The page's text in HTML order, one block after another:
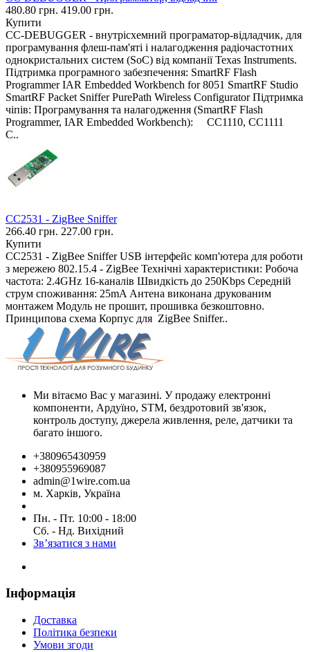
480.80 грн. 419.00 грн.
Купити
CC-DEBUGGER - внутрісхемний програматор-відладчик, для
програмування флеш-пам'яті і налагодження радіочастотних
однокристальних систем (SoC) від компанії Texas Instruments.
Підтримка програмного забезпечення: SmartRF Flash
Programmer IAR Embedded Workbench for 8051 SmartRF Studio
SmartRF Packet Sniffer PurePath Wireless Configurator Підтримка
чіпів: Програмування та налагодження (SmartRF Flash
Programmer, IAR Embedded Workbench): CC1110, CC1111
C..
CC2531 - ZigBee Sniffer
266.40 грн. 227.00 грн.
Купити
CC2531 - ZigBee Sniffer USB інтерфейс комп'ютера для роботи
з мережею 802.15.4 - ZigBee Технічні характеристики: Робоча
частота: 2.4GHz 16-каналів Швидкість до 250Kbps Середній
струм споживання: 25mA Антена виконана друкованим
монтажем Модуль не прошит, прошивка безкоштовно.
Принципова схема Корпус для ​ ZigBee Sniffer ​..
Ми вітаємо Вас у магазині. У продажу електронні
компоненти, Ардуїно, STM, бездротовий зв'язок,
контроль доступу, джерела живлення, реле, датчики та
багато іншого.
+380965430959
+380955969087
admin@1wire.com.ua
м. Харків, Україна
Пн. - Пт. 10:00 - 18:00
Сб. - Нд. Вихідний
Зв’язатися з нами
Інформація
Доставка
Політика безпеки
Умови згоди